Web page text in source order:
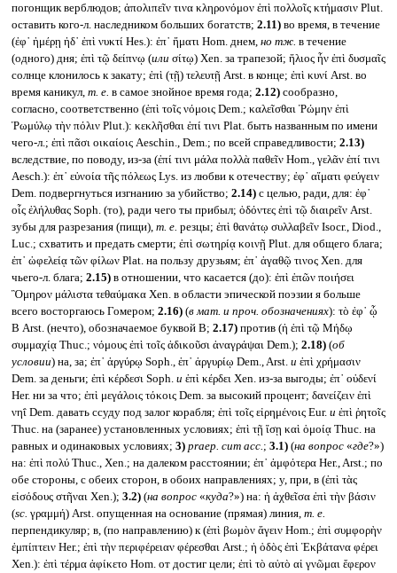
погонщик верблюдов; ἀπολιπεῖν τινα κληρονόμον ἐπὶ πολλοῖς κτήμασιν Plut.
оставить кого-л. наследником больших богатств; 2.11)во время, в течение
(ἐφ᾽ ἡμέρῃ ἠδ᾽ ἐπὶ νυκτί Hes.): ἐπ᾽ ἤματι Hom. днем, но тж. в течение
(одного) дня; ἐπὶ τῷ δείπνῳ (или σίτῳ) Xen. за трапезой; ἥλιος ἧν ἐπὶ δυσμαῖς
солнце клонилось к закату; ἐπὶ (τῇ) τελευτῇ Arst. в конце; ἐπὶ κυνί Arst. во
время каникул, т. е. в самое знойное время года; 2.12)сообразно,
согласно, соответственно (ἐπὶ τοῖς νόμοις Dem.; καλεῖσθαι Ῥώμην ἐπὶ
Ῥωμύλῳ τὴν πόλιν Plut.): κεκλῆσθαι ἐπί τινι Plat. быть названным по имени
чего-л.; ἐπὶ πᾶσι οικαίοις Aeschin., Dem.; по всей справедливости; 2.13)
вследствие, по поводу, из-за (ἐπί τινι μάλα πολλὰ παθεῖν Hom., γελᾶν ἐπί τινι
Aesch.): ἐπ᾽ εὐνοία τῆς πόλεως Lys. из любви к отечеству; ἐφ᾽ αἵματι φεύγειν
Dem. подвергнуться изгнанию за убийство; 2.14)с целью, ради, для: ἐφ᾽
οἶς ἐλήλυθας Soph. (то), ради чего ты прибыл; ὀδόντες ἐπὶ τῷ διαιρεῖν Arst.
зубы для разрезания (пищи), т. е. резцы; ἐπὶ θανάτῳ συλλαβεῖν Isocr., Diod.,
Luc.; схватить и предать смерти; ἐπὶ σωτηρίᾳ κοινῇ Plut. для общего блага;
ἐπ᾽ ὠφελείᾳ τῶν φίλων Plat. на пользу друзьям; ἐπ᾽ ἀγαθῷ τινος Xen. для
чьего-л. блага; 2.15)в отношении, что касается (до): ἐπὶ ἐπῶν ποιήσει
Ὃμηρον μάλιστα τεθαύμακα Xen. в области эпической поэзии я больше
всего восторгаюсь Гомером; 2.16)(в мат. и проч. обозначениях): τὸ ἐφ᾽ ᾦ
В Arst. (нечто), обозначаемое буквой В; 2.17)против (ἡ ἐπὶ τῷ Μήδῳ
συμμαχίᾳ Thuc.; νόμους ἐπὶ τοῖς ἀδικοῦσι ἀναγράψαι Dem.); 2.18)(об
условии) на, за; ἐπ᾽ ἀργύρῳ Soph., ἐπ᾽ ἀργυρίῳ Dem., Arst. и ἐπὶ χρήμασιν
Dem. за деньги; ἐπὶ κέρδεσι Soph. и ἐπὶ κέρδει Xen. из-за выгоды; ἐπ᾽ οὐδενί
Her. ни за что; ἐπὶ μεγάλοις τόκοις Dem. за высокий процент; δανείζειν ἐπὶ
νηΐ Dem. давать ссуду под залог корабля; ἐπὶ τοῖς εἰρημένοις Eur. и ἐπὶ ῥητοῖς
Thuc. на (заранее) установленных условиях; ἐπὶ τῇ ἴσῃ καὶ ὁμοίᾳ Thuc. на
равных и одинаковых условиях; 3) praep. cum acc. ; 3.1)(на вопрос«где?»)
на: ἐπὶ πολύ Thuc., Xen.; на далеком расстоянии; ἐπ᾽ ἀμφότερα Her., Arst.; по
обе стороны, с обеих сторон, в обоих направлениях; у, при, в (ἐπὶ τὰς
εἰσόδους στῆναι Xen.); 3.2)(на вопрос«куда?») на: ἡ ἀχθεῖσα ἐπὶ τὴν βάσιν
(sc. γραμμή) Arst. опущенная на основание (прямая) линия, т. е.
перпендикуляр; в, (по направлению) к (ἐπὶ βωμὸν ἄγειν Hom.; ἐπὶ συμφορὴν
ἐμπίπτειν Her.; ἐπὶ τὴν περιφέρειαν φέρεσθαι Arst.; ἡ ὁδὸς ἐπὶ Ἐκβάτανα φέρει
Xen.): ἐπὶ τέρμα ἀφίκετο Hom. от достиг цели; ἐπὶ τὸ αὐτὸ αἱ γνῶμαι ἔφερον